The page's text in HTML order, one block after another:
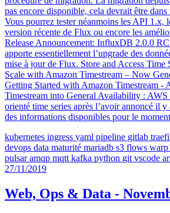
pas encore disponible, cela devrait être
Vous pourrez tester néanmoins les API 1.x,
version récente de Flux ou encore les
Release Announcement: InfluxDB 2.0.0
apporte essentiellement l’upgrade des
mise à jour de Flux. Store and Access Time
Scale with Amazon Timestream – Now
Getting Started with Amazon Timestream -
Timestream into General Availability :
orienté time series après l’avoir annoncé il y
des informations disponibles pour le
kubernetes ingress yaml pipeline gitlab
devops data maturité mariadb s3 flows
pulsar amqp mqtt kafka python git vscode
27/11/2019
Web, Ops & Data -